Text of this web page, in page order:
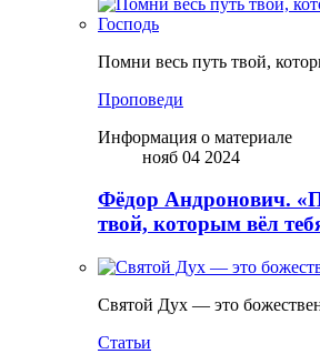
Помни весь путь твой,
Проповеди
Информация о материале
нояб 04 2024
Фёдор Андронович.
твой, которым вёл
Святой Дух — это
Статьи